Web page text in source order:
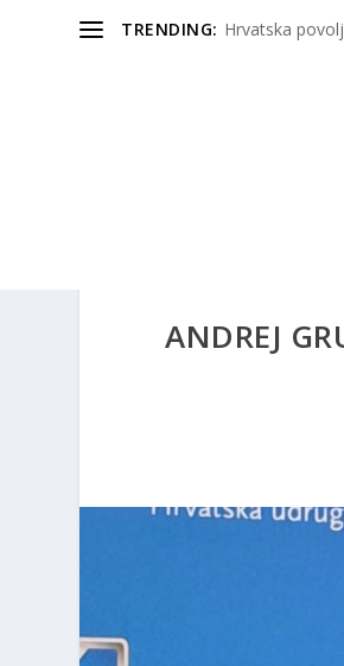
TRENDING: Hrvatska
ANDREJ